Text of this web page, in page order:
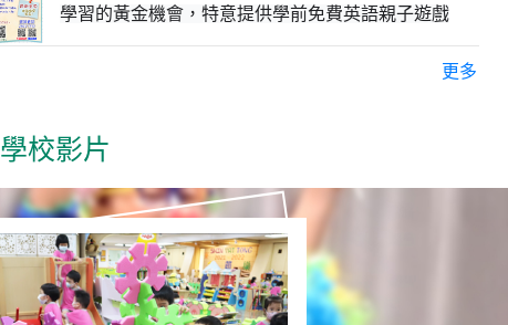
學習的黃金機會，特意提供學前免費英語親子遊戲
班。
費用: 全免
1. 將於24-25年度入讀本園的小朋友 (優先)
2. 區內2-3歲幼兒 (25-26年入學K1)
導師: 本園外藉老師及本園老師
截止日期: 2024年5月27日
備註: 家長可於組別日期填上志願，如組別參與人數太多，將由
校方決定參與組別。
更多
學校影片